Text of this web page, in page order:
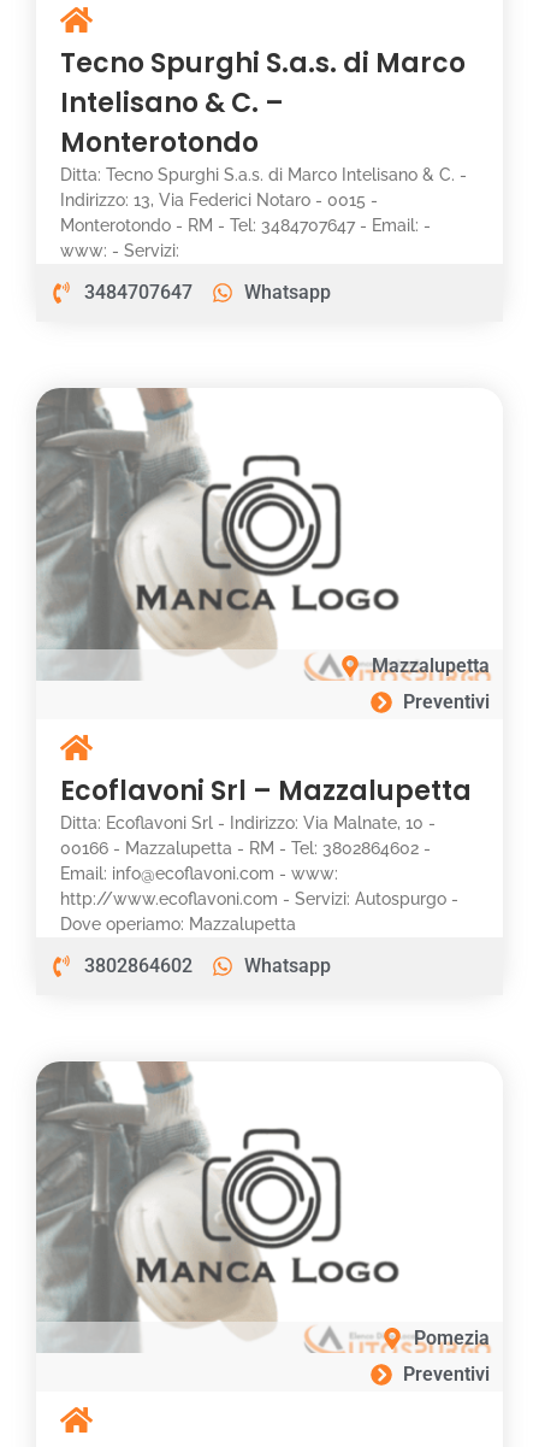
Tecno Spurghi S.a.s. di Marco
Intelisano & C. –
Monterotondo
Ditta: Tecno Spurghi S.a.s. di Marco Intelisano & C. -
Indirizzo: 13, Via Federici Notaro - 0015 -
Monterotondo - RM - Tel: 3484707647 - Email: -
www: - Servizi:
3484707647 Whatsapp
Mazzalupetta
Preventivi
Ecoflavoni Srl – Mazzalupetta
Ditta: Ecoflavoni Srl - Indirizzo: Via Malnate, 10 -
00166 - Mazzalupetta - RM - Tel: 3802864602 -
Email: info@ecoflavoni.com - www:
http://www.ecoflavoni.com - Servizi: Autospurgo -
Dove operiamo: Mazzalupetta
3802864602 Whatsapp
Pomezia
Preventivi